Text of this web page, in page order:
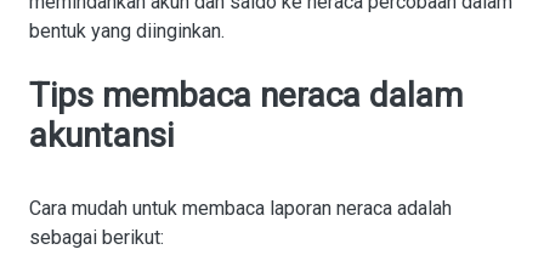
bentuk yang diinginkan.
Tips membaca neraca dalam
akuntansi
Cara mudah untuk membaca laporan neraca adalah
sebagai berikut: